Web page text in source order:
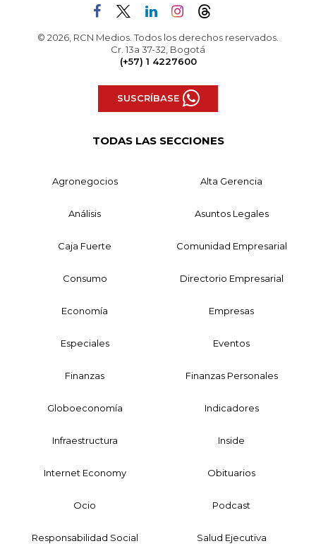
© 2026, RCN Medios. Todos los derechos reservados.
Cr. 13a 37-32, Bogotá
(+57) 1 4227600
SUSCRÍBASE
TODAS LAS SECCIONES
Agronegocios Alta Gerencia
Análisis Asuntos Legales
Caja Fuerte Comunidad Empresarial
Consumo Directorio Empresarial
Economía Empresas
Especiales Eventos
Finanzas Finanzas Personales
Globoeconomía Indicadores
Infraestructura Inside
Internet Economy Obituarios
Ocio Podcast
Responsabilidad Social Salud Ejecutiva